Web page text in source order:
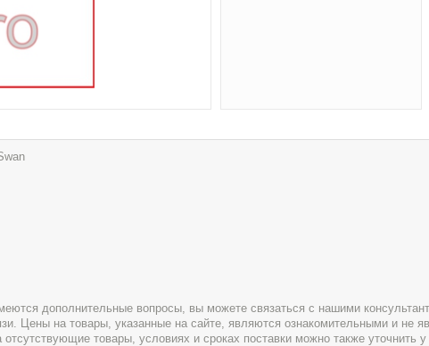
дополнительные вопросы, вы можете связаться с нашими
Цены на товары, указанные на сайте, являются ознакомительными и не
товары, условиях и сроках поставки можно также уточнить у